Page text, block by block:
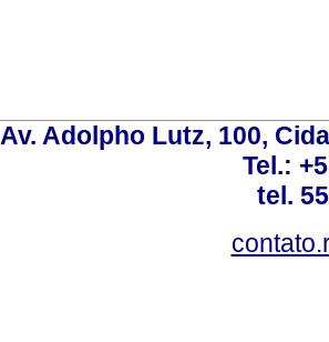
Av. Adolpho Lutz, 100,
Tel.:
tel.